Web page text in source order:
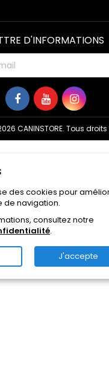
des cookies pour
de navigation.
consultez notre
.
J'accepte
D'INFORMATIONS
CANINSTORE. Tous droits